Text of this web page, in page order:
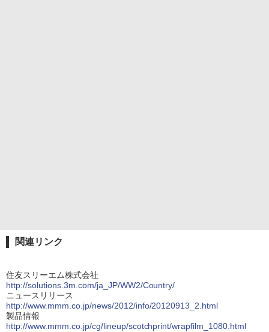
関連リンク
住友スリーエム株式会社
http://solutions.3m.com/ja_JP/WW2/Country/
ニュースリリース
http://www.mmm.co.jp/news/2012/info/20120913_2.html
製品情報
http://www.mmm.co.jp/cg/lineup/scotchprint/wrapfilm_1080.html